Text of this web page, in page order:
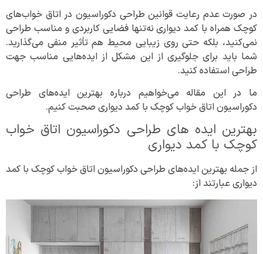
در صورت عدم رعایت قوانین طراحی دکوراسیون در اتاق خواب‌های
کوچک همراه با کمد دیواری نه‌تنها فضایی کاربردی و مناسب طراحی
نمی‌کنید، بلکه حتی روی زیبایی محیط هم تأثیر منفی می‌گذارید.
شما باید برای جلوگیری از این مشکل از ایده‌هایی مناسب جهت
طراحی استفاده کنید.
ما در این مقاله می‌خواهیم درباره بهترین ایده‌های طراحی
دکوراسیون اتاق خواب کوچک با کمد دیواری صحبت کنیم.
بهترین ایده های طراحی دکوراسیون اتاق خواب
کوچک با کمد دیواری
از جمله بهترین ایده‌های طراحی دکوراسیون اتاق خواب کوچک با کمد
دیواری عبارتند از: